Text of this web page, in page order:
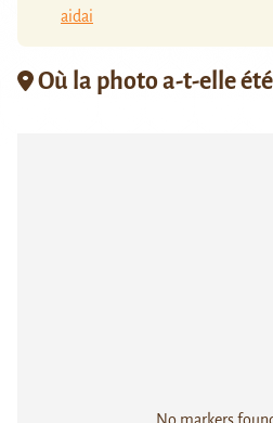
aidai
Où la photo a-t-elle été